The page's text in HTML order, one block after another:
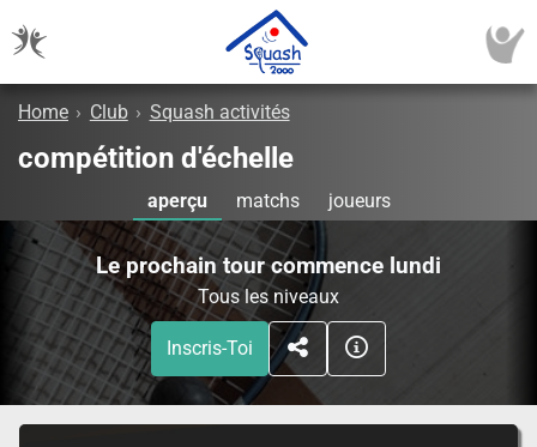
Home › Club › Squash activités
compétition d'échelle
aperçu matchs joueurs
Le prochain tour commence lundi
Tous les niveaux
Inscris-Toi